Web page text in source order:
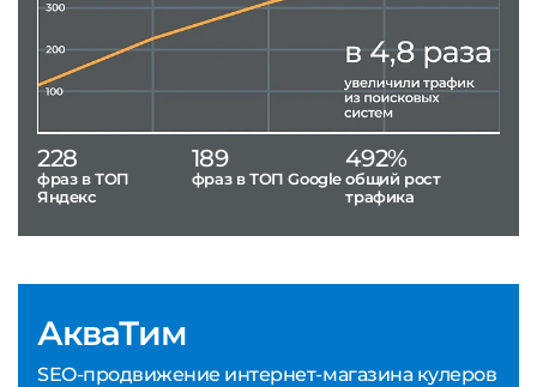
АкваТим
SEO-продвижение интернет-магазина кулеров
228
фраз в ТОП
Яндекс
189
фраз в ТОП Google
492%
общий рост
трафика